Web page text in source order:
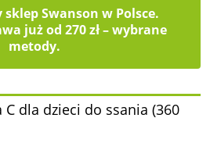
Swanson w Polsce.
już od 270 zł – wybrane
metody.
dla dzieci do ssania (360